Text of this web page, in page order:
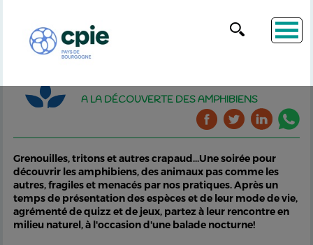
A LA DÉCOUVERTE DES AMPHIBIENS
Grenouilles, tritons et autres crapaud...Une soirée pour
découvrir les amphibiens, des animaux pas comme les
autres, fragiles et menacés par nos pratiques. Après un
temps de présentation des espèces et de leur mode de vie,
agrémenté de quizz et de jeux, partez à leur rencontre en
milieu naturel, à l'occasion d'une balade nocturne!